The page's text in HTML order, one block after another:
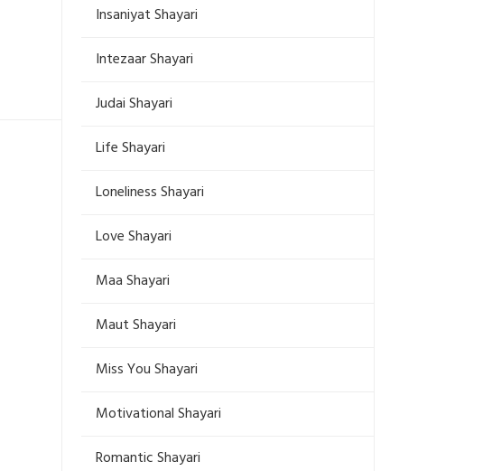
Insaniyat Shayari
Intezaar Shayari
Judai Shayari
Life Shayari
Loneliness Shayari
Love Shayari
Maa Shayari
Maut Shayari
Miss You Shayari
Motivational Shayari
Romantic Shayari